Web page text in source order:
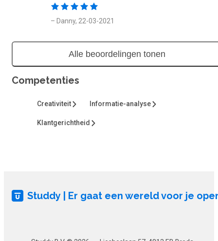
– Danny, 22-03-2021
Alle beoordelingen tonen
Competenties
Creativiteit Informatie-analyse
Klantgerichtheid
Studdy | Er gaat een wereld voor je